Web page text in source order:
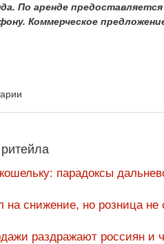
По аренде
Коммерческое
парадоксы
снижение, но розница
раздражают россиян и